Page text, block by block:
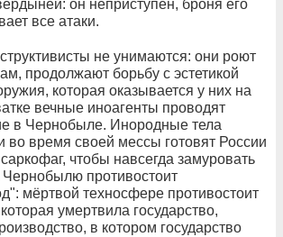
он неприступен, броня его
все атаки.
не унимаются: они роют
продолжают борьбу с эстетикой
которая оказывается у них на
вечные иноагенты проводят
в Чернобыле. Инородные тела
во время своей мессы готовят России
чтобы навсегда замуровать
Чернобылю противостоит
мёртвой техносфере противостоит
умертвила государство,
в котором государство